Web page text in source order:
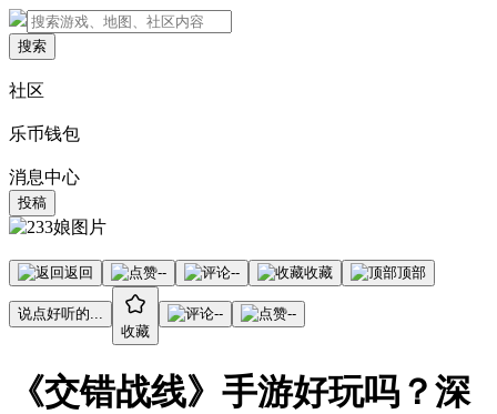
搜索
社区
乐币钱包
消息中心
投稿
返回 -- -- 收藏 顶部
说点好听的...
收藏
-- --
《交错战线》手游好玩吗？深